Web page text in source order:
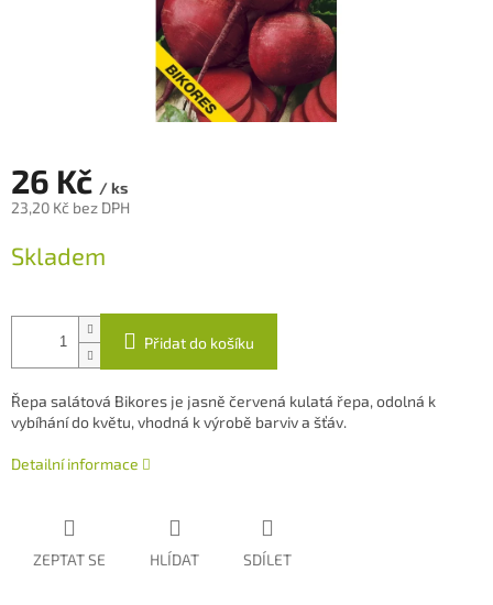
26 Kč / ks
23,20 Kč bez DPH
cena:
Skladem
Přidat do košíku
Řepa salátová Bikores je jasně červená kulatá řepa, odolná k
vybíhání do květu, vhodná k výrobě barviv a šťáv.
Detailní informace
ZEPTAT SE HLÍDAT SDÍLET